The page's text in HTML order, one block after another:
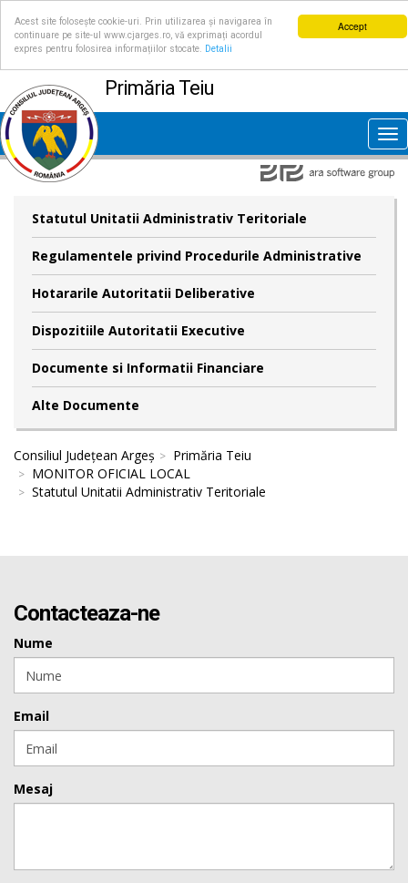
Accept
Acest site folosește cookie-uri. Prin utilizarea și navigarea în
continuare pe site-ul www.cjarges.ro, vă exprimați acordul
expres pentru folosirea informațiilor stocate.
Detalii
Primăria Teiu
Statutul Unitatii Administrativ Teritoriale
Regulamentele privind Procedurile Administrative
Hotararile Autoritatii Deliberative
Dispozitiile Autoritatii Executive
Documente si Informatii Financiare
Alte Documente
Consiliul Județean Argeș
Primăria Teiu
MONITOR OFICIAL LOCAL
Statutul Unitatii Administrativ Teritoriale
Contacteaza-ne
Nume
Email
Mesaj